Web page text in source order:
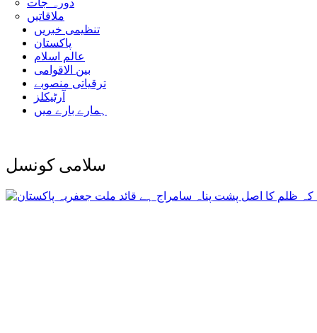
دورہ جات
ملاقاتیں
تنظیمی خبریں
پاکستان
عالم اسلام
بین الاقوامی
ترقیاتی منصوبے
آرٹیکلز
ہمارے بارے میں
سلامی کونسل